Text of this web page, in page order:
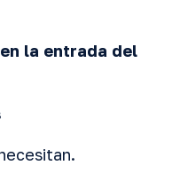
la entrada del